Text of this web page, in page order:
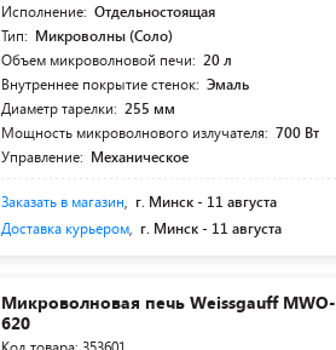
Исполнение: Отдельностоящая
Тип: Микроволны (Соло)
Объем микроволновой печи: 20 л
Внутреннее покрытие стенок: Эмаль
Диаметр тарелки: 255 мм
Мощность микроволнового излучателя: 700 Вт
Управление: Механическое
Заказать в магазин, г. Минск - 11 августа
Доставка курьером, г. Минск - 11 августа
Микроволновая печь Weissgauff MWO-
620